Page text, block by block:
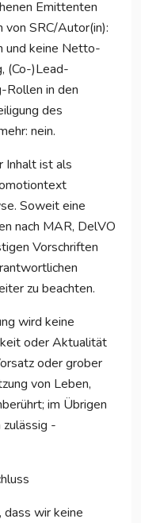
Emittenten
SRC/Autor(in):
und keine Netto-
(Co-)Lead-
Rollen in den
des
nein.
Inhalt ist als
Soweit eine
nach MAR, DelVO
Vorschriften
zu beachten.
wird keine
oder Aktualität
oder grober
von Leben,
im Übrigen
-
dass wir keine